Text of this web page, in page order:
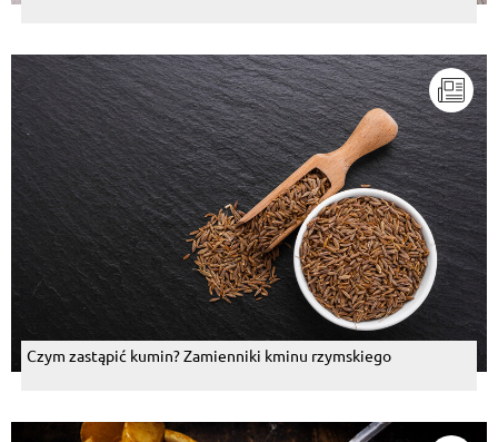
Czym zastąpić kumin? Zamienniki kminu rzymskiego